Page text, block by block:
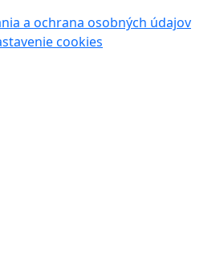
a ochrana osobných údajov
cookies